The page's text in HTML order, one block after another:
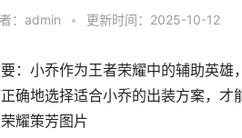
： admin • 更新时间：2025-10-12
：小乔作为王者荣耀中的辅助英
确地选择适合小乔的出装方案，
耀策芳图片